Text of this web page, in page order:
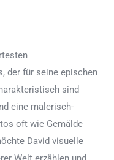
der für seine epischen
sind
eine malerisch-
oft wie Gemälde
David visuelle